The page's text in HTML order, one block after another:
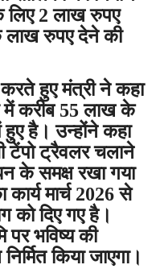
2 लाख रुपए
रुपए देने की
हुए मंत्री ने कहा
में करीब 55 लाख के
हुए है। उन्होंने कहा
टेंपो ट्रैवलर चलाने
के समक्ष रखा गया
कार्य मार्च 2026 से
को दिए गए है।
भविष्य की
किया जाएगा।